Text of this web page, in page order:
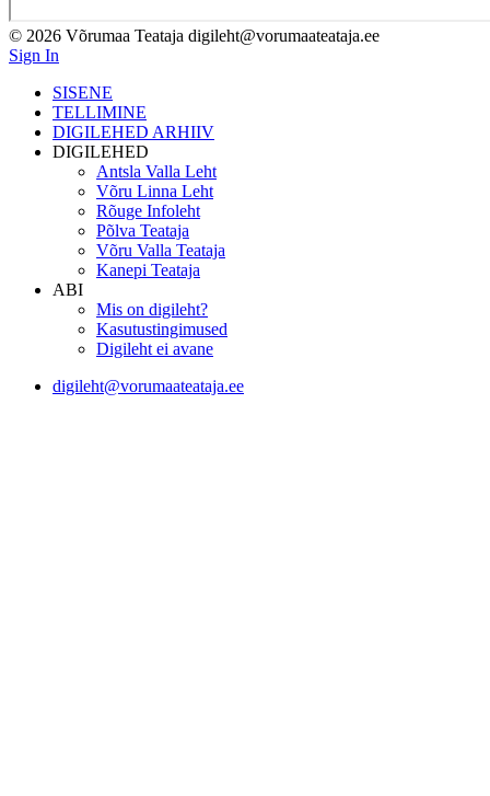
© 2026 Võrumaa Teataja digileht@vorumaateataja.ee
Sign In
SISENE
TELLIMINE
DIGILEHED ARHIIV
DIGILEHED
Antsla Valla Leht
Võru Linna Leht
Rõuge Infoleht
Põlva Teataja
Võru Valla Teataja
Kanepi Teataja
ABI
Mis on digileht?
Kasutustingimused
Digileht ei avane
digileht@vorumaateataja.ee